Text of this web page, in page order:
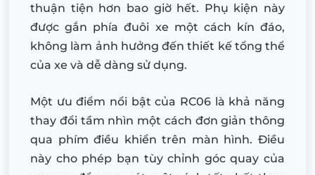
thuận tiện hơn bao giờ hết. Phụ kiện này
được gắn phía đuôi xe một cách kín đáo,
không làm ảnh hưởng đến thiết kế tổng thể
của xe và dễ dàng sử dụng.
Một ưu điểm nổi bật của RC06 là khả năng
thay đổi tầm nhìn một cách đơn giản thông
qua phím điều khiển trên màn hình. Điều
này cho phép bạn tùy chỉnh góc quay của